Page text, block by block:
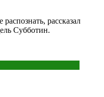
рассказал
Субботин.